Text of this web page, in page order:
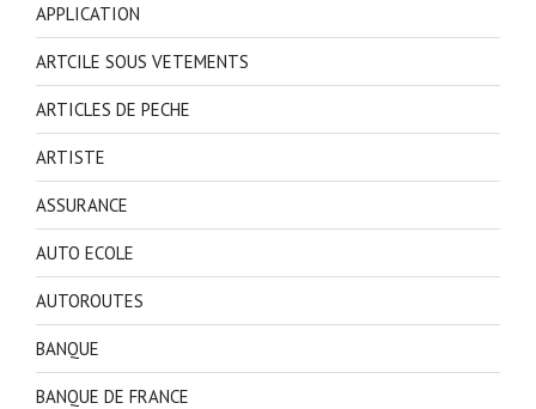
APPLICATION
ARTCILE SOUS VETEMENTS
ARTICLES DE PECHE
ARTISTE
ASSURANCE
AUTO ECOLE
AUTOROUTES
BANQUE
BANQUE DE FRANCE